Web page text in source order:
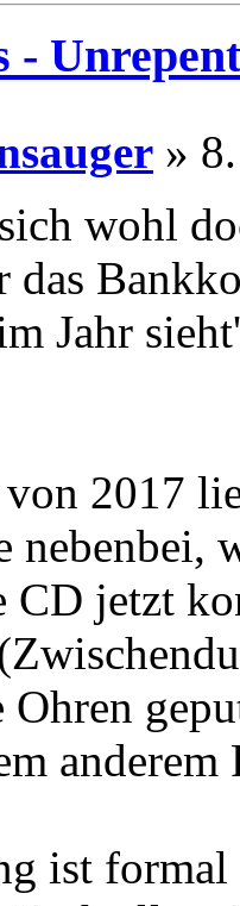
-
»
wohl
das
Jahr
2017
nebenbei,
CD jetzt
anderem
ist